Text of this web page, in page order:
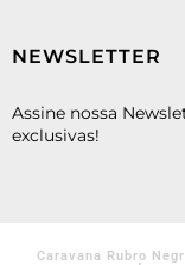
NEWSLETTER
Assine nossa
exclusivas!
Caravana Rubro